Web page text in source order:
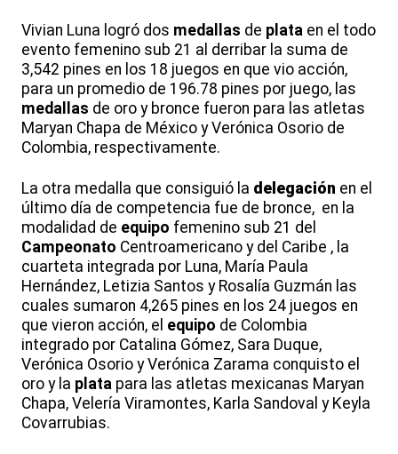
Vivian Luna logró dos medallas de plata en el todo
evento femenino sub 21 al derribar la suma de
3,542 pines en los 18 juegos en que vio acción,
para un promedio de 196.78 pines por juego, las
medallas de oro y bronce fueron para las atletas
Maryan Chapa de México y Verónica Osorio de
Colombia, respectivamente.
La otra medalla que consiguió la delegación en el
último día de competencia fue de bronce, en la
modalidad de equipo femenino sub 21 del
Campeonato Centroamericano y del Caribe , la
cuarteta integrada por Luna, María Paula
Hernández, Letizia Santos y Rosalía Guzmán las
cuales sumaron 4,265 pines en los 24 juegos en
que vieron acción, el equipo de Colombia
integrado por Catalina Gómez, Sara Duque,
Verónica Osorio y Verónica Zarama conquisto el
oro y la plata para las atletas mexicanas Maryan
Chapa, Velería Viramontes, Karla Sandoval y Keyla
Covarrubias.